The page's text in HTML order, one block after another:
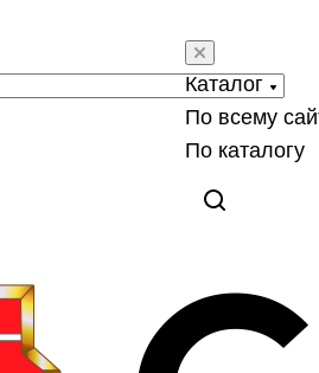
Каталог
По всему
По каталогу